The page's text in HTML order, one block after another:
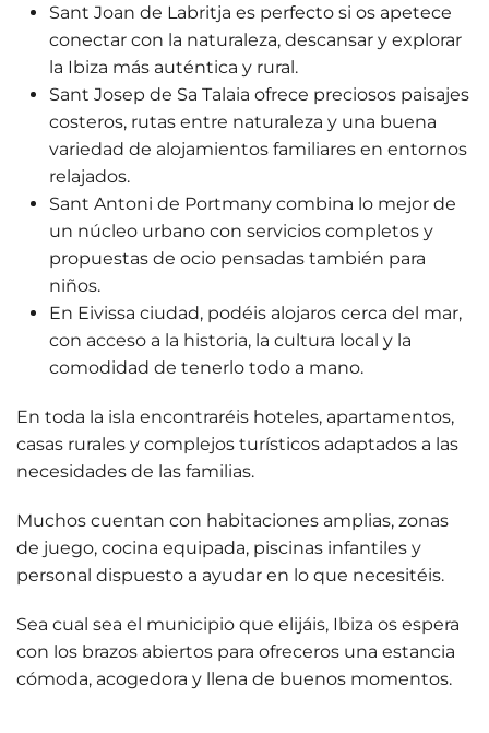
Sant Joan de Labritja es perfecto si os apetece
conectar con la naturaleza, descansar y explorar
la Ibiza más auténtica y rural.
Sant Josep de Sa Talaia ofrece preciosos paisajes
costeros, rutas entre naturaleza y una buena
variedad de alojamientos familiares en entornos
relajados.
Sant Antoni de Portmany combina lo mejor de
un núcleo urbano con servicios completos y
propuestas de ocio pensadas también para
niños.
En Eivissa ciudad, podéis alojaros cerca del mar,
con acceso a la historia, la cultura local y la
comodidad de tenerlo todo a mano.
En toda la isla encontraréis hoteles, apartamentos,
casas rurales y complejos turísticos adaptados a las
necesidades de las familias.
Muchos cuentan con habitaciones amplias, zonas
de juego, cocina equipada, piscinas infantiles y
personal dispuesto a ayudar en lo que necesitéis.
Sea cual sea el municipio que elijáis, Ibiza os espera
con los brazos abiertos para ofreceros una estancia
cómoda, acogedora y llena de buenos momentos.